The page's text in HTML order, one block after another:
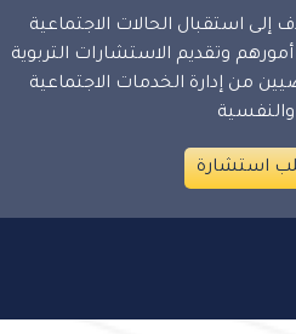
استقبال الحالات الاجتماعية
وتقديم الاستشارات التربوية
من إدارة الخدمات الاجتماعية
والنفسية
استشارة